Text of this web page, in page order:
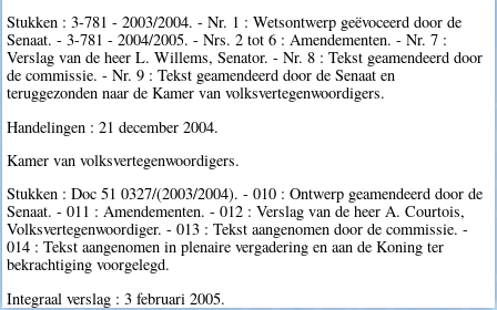
Stukken : 3-781 - 2003/2004. - Nr. 1 : Wetsontwerp geëvoceerd door de
Senaat. - 3-781 - 2004/2005. - Nrs. 2 tot 6 : Amendementen. - Nr. 7 :
Verslag van de heer L. Willems, Senator. - Nr. 8 : Tekst geamendeerd door
de commissie. - Nr. 9 : Tekst geamendeerd door de Senaat en
teruggezonden naar de Kamer van volksvertegenwoordigers.
Handelingen : 21 december 2004.
Kamer van volksvertegenwoordigers.
Stukken : Doc 51 0327/(2003/2004). - 010 : Ontwerp geamendeerd door de
Senaat. - 011 : Amendementen. - 012 : Verslag van de heer A. Courtois,
Volksvertegenwoordiger. - 013 : Tekst aangenomen door de commissie. -
014 : Tekst aangenomen in plenaire vergadering en aan de Koning ter
bekrachtiging voorgelegd.
Integraal verslag : 3 februari 2005.